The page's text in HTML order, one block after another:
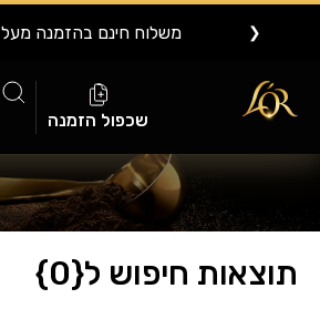
❮ משלוח חינם בהזמנה מעל 150
שכפול הזמנה
תוצאות חיפוש ל{0}